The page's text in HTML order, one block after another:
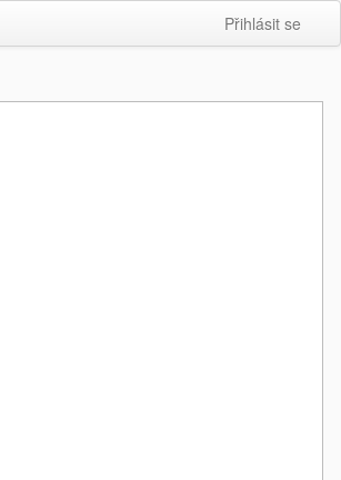
Přihlásit se